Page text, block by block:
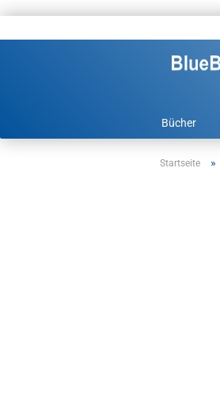
Bücher
Startseite »